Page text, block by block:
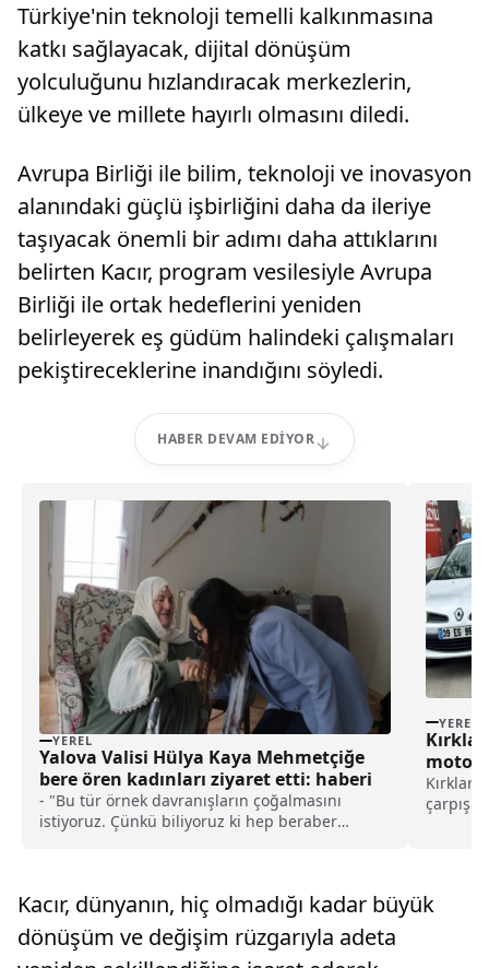
Türkiye'nin teknoloji temelli kalkınmasına
katkı sağlayacak, dijital dönüşüm
yolculuğunu hızlandıracak merkezlerin,
ülkeye ve millete hayırlı olmasını diledi.
Avrupa Birliği ile bilim, teknoloji ve inovasyon
alanındaki güçlü işbirliğini daha da ileriye
taşıyacak önemli bir adımı daha attıklarını
belirten Kacır, program vesilesiyle Avrupa
Birliği ile ortak hedeflerini yeniden
belirleyerek eş güdüm halindeki çalışmaları
pekiştireceklerine inandığını söyledi.
HABER DEVAM EDIYOR
YEREL
Yalova Valisi Hülya Kaya Mehmetçiğe
bere ören kadınları ziyaret etti: haberi
- "Bu tür örnek davranışların çoğalmasını
istiyoruz. Çünkü biliyoruz ki hep beraber
YEREL
Kacır, dünyanın, hiç olmadığı kadar büyük
dönüşüm ve değişim rüzgarıyla adeta